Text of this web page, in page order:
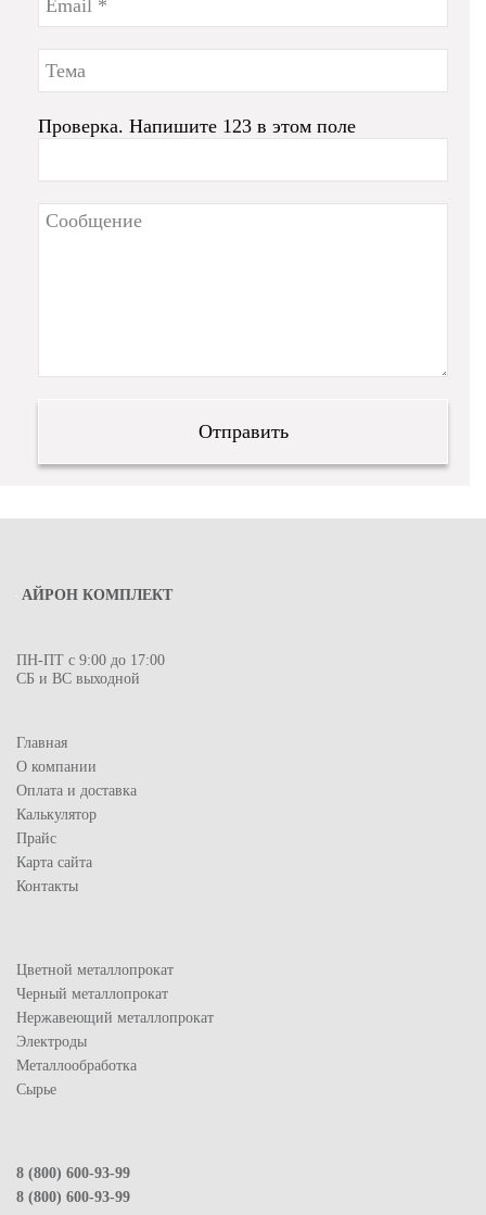
Проверка. Напишите 123 в этом поле
АЙРОН КОМПЛЕКТ
ПН-ПТ с 9:00 до 17:00
СБ и ВС выходной
Главная
О компании
Оплата и доставка
Калькулятор
Прайс
Карта сайта
Контакты
Цветной металлопрокат
Черный металлопрокат
Нержавеющий металлопрокат
Электроды
Металлообработка
Сырье
8 (800) 600-93-99
8 (800) 600-93-99